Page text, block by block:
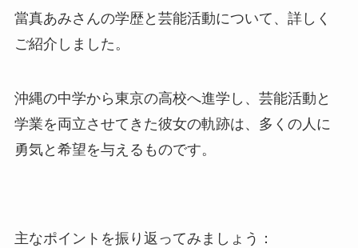
當真あみさんの学歴と芸能活動について、詳しく
ご紹介しました。
沖縄の中学から東京の高校へ進学し、芸能活動と
学業を両立させてきた彼女の軌跡は、多くの人に
勇気と希望を与えるものです。
主なポイントを振り返ってみましょう：